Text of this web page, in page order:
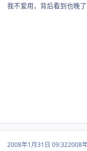
我不爱用，背后看到也晚
2008年1月31日 09:322008